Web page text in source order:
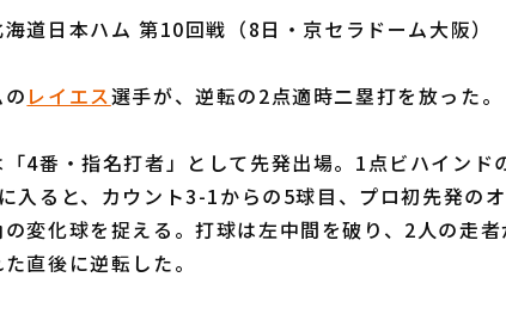
道日本ハム 第10回戦（8日・京セラドーム大阪）
レイエス選手が、逆転の2点適時二塁打を放った。
4番・指名打者」として先発出場。1点ビハインド
入ると、カウント3-1からの5球目、プロ初先発のオ
変化球を捉える。打球は左中間を破り、2人の走
直後に逆転した。